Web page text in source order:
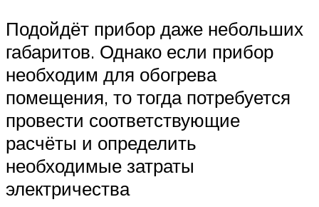
Подойдёт прибор даже небольших
габаритов. Однако если прибор
необходим для обогрева
помещения, то тогда потребуется
провести соответствующие
расчёты и определить
необходимые затраты
электричества